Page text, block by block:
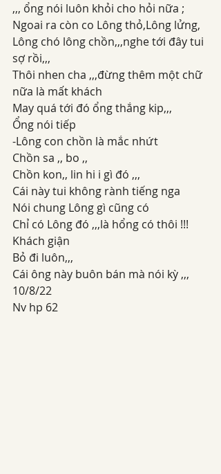
,,, ổng nói luôn khỏi cho hỏi nữa ;
Ngoai ra còn co Lông thỏ,Lông lửng,
Lông chó lông chồn,,,nghe tới đây tui
sợ rồi,,,
Thôi nhen cha ,,,đừng thêm một chữ
nữa là mất khách
May quá tới đó ổng thắng kip,,,
Ổng nói tiếp
-Lông con chồn là mắc nhứt
Chồn sa ,, bo ,,
Chồn kon,, lin hi i gì đó ,,,
Cái này tui không rành tiếng nga
Nói chung Lông gì cũng có
Chỉ có Lông đó ,,,là hổng có thôi !!!
Khách giận
Bỏ đi luôn,,,
Cái ông này buôn bán mà nói kỳ ,,,
10/8/22
Nv hp 62